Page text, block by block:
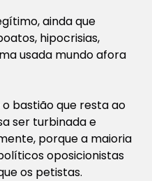
ainda que
hipocrisias,
usada mundo afora
bastião que resta ao
ser turbinada e
porque a maioria
oposicionistas
os petistas.